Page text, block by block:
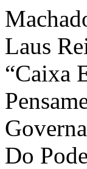
Laus
“Caixa
Do